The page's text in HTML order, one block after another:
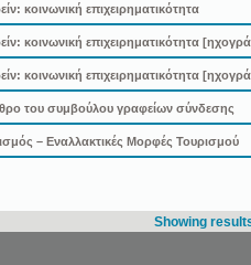
κοινωνική επιχειρηματικότητα
κοινωνική επιχειρηματικότητα
κοινωνική επιχειρηματικότητα
του συμβούλου γραφείων σύνδεσης
– Εναλλακτικές Μορφές Τουρισμού
Showing